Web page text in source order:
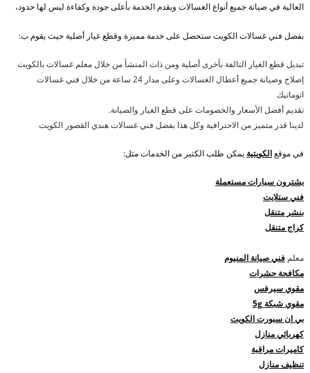
العالية في صيانة جميع أنواع الغسالات ويقدم الخدمة بأعلى جودة وكفاءة ليس لها حدود،
بفضل فني غسالات الكويت ستحصل على خدمة مميزة وقطع غيار أصلية حيث يقوم ب:
تبديل قطع الغيار التالفة بأخرى أصلية ومن ذات المنشأ من خلال معلم غسالات بالكويت
إصلاح وصيانة جميع أعطال الغسالات وعلى مدار 24 ساعة من خلال فني غسالات
اتوماتيك
تقديم أفضل الأسعار والخصومات على قطع الغيار والصيانة.
لدينا قدر متميز من الاحترافية وكل هذا بفضل فني غسالات هندي القصور الكويت
في موقعالكويتية يمكن طلب الكثير من الخدمات مثل:
يشترون سيارات مستعملة
فني ستلايت
بنشر متنقل
كراج متنقل
معلم فني صيانة المنيوم
مكافحة حشرات
مقوي سيرفس
مقوي شبكة 5g
بي ان سبورت الكويت
كهربائي منازل
كاميرات مراقبة
تنظيف منازل